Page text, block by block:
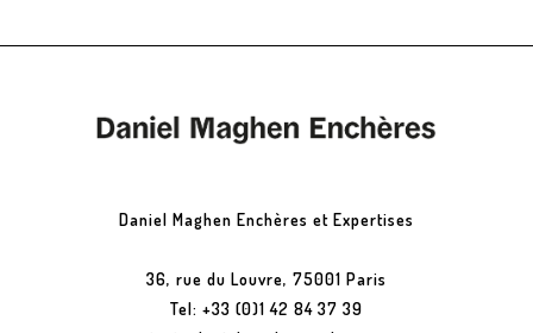
Daniel Maghen Enchères et Expertises
36, rue du Louvre, 75001 Paris
Tel: +33 (0)1 42 84 37 39